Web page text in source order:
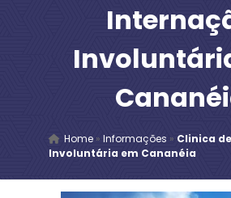
Home» Informações » Clinica
Involuntária em Cananéia